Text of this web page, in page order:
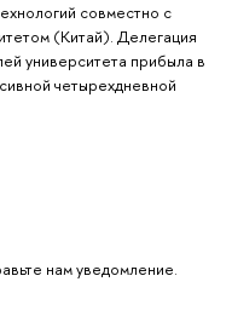
совместно с
(Китай). Делегация
университета прибыла в
четырехдневной
нам уведомление.